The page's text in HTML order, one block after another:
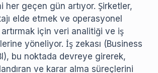
her geçen gün artıyor. Şirketler,
elde etmek ve operasyonel
için veri analitiği ve iş
yöneliyor. İş zekası (Business
bu noktada devreye girerek,
ve karar alma süreçlerini